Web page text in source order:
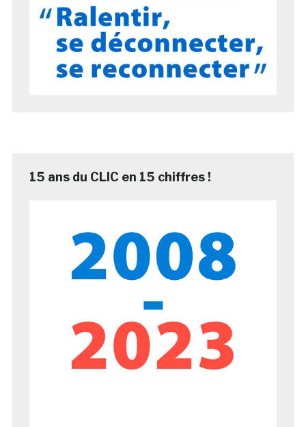
15 ans du CLIC en 15 chiffres !